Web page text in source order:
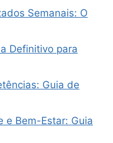
Semanais: O
Definitivo para
Guia de
e Bem-Estar: Guia